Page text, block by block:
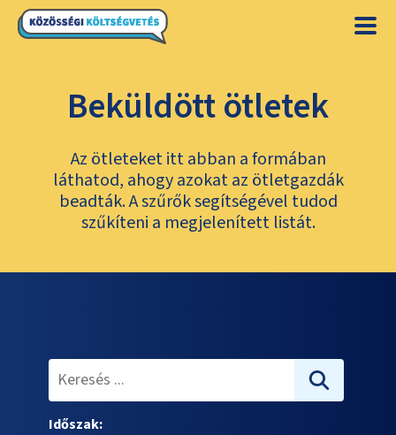
Beküldött ötletek
Az ötleteket itt abban a formában
láthatod, ahogy azokat az ötletgazdák
beadták. A szűrők segítségével tudod
szűkíteni a megjelenített listát.
Időszak: